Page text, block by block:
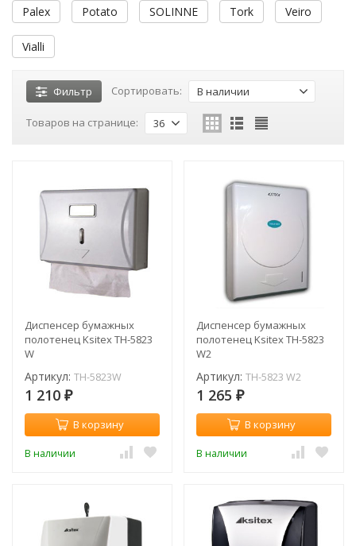
Palex Potato SOLINNE Tork Veiro
Vialli
Фильтр Сортировать: В наличии
Товаров на странице: 36
Диспенсер бумажных
полотенец Ksitex TН-5823
W
Артикул: ТН-5823W
1 210 ₽
В корзину
В наличии
Диспенсер бумажных
полотенец Ksitex ТН-5823
W2
Артикул: ТН-5823 W2
1 265 ₽
В корзину
В наличии